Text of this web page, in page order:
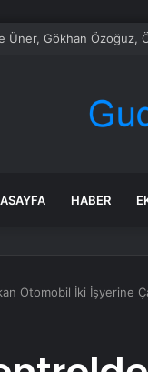
Üner, Gökhan Özoğuz,
HABER
Otomobil İki İşyerine